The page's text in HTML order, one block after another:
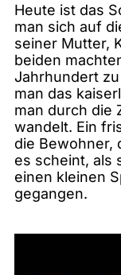
Heute ist das
man sich auf
seiner Mutter,
beiden
Jahrhundert
man das
man durch die
wandelt. Ein
die Bewohner,
es scheint, als
einen kleinen
gegangen.